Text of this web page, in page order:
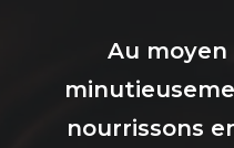
Au
nourrissons